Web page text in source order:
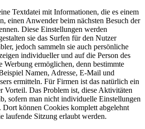
Textdatei mit Informationen, die es einem
einen Anwender beim nächsten Besuch der
Diese Einstellungen werden
sie das Surfen für den Nutzer
jedoch sammeln sie auch persönliche
individueller und auf die Person des
Werbung ermöglichen, denn bestimmte
Namen, Adresse, E-Mail und
ermitteln. Für Firmen ist das natürlich ein
Vorteil. Das Problem ist, diese Aktivitäten
sofern man nicht individuelle Einstellungen
können Cookies komplett abgelehnt
laufende Sitzung erlaubt werden.